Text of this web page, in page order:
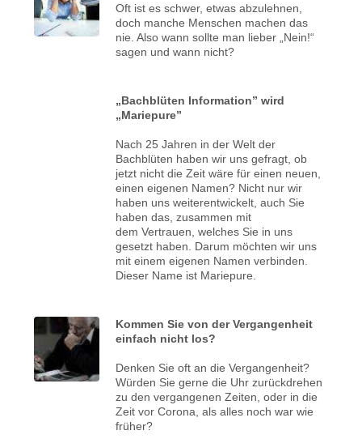
Oft ist es schwer, etwas abzulehnen,
doch manche Menschen machen das
nie. Also wann sollte man lieber „Nein!“
sagen und wann nicht?
„Bachblüten Information” wird
„Mariepure”
Nach 25 Jahren in der Welt der
Bachblüten haben wir uns gefragt, ob
jetzt nicht die Zeit wäre für einen neuen,
einen eigenen Namen? Nicht nur wir
haben uns weiterentwickelt, auch Sie
haben das, zusammen mit
dem Vertrauen, welches Sie in uns
gesetzt haben. Darum möchten wir uns
mit einem eigenen Namen verbinden.
Dieser Name ist Mariepure.
Kommen Sie von der Vergangenheit
einfach nicht los?
Denken Sie oft an die Vergangenheit?
Würden Sie gerne die Uhr zurückdrehen
zu den vergangenen Zeiten, oder in die
Zeit vor Corona, als alles noch war wie
früher?